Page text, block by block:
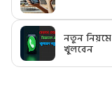
নতুন নিয়মে
খুলবেন